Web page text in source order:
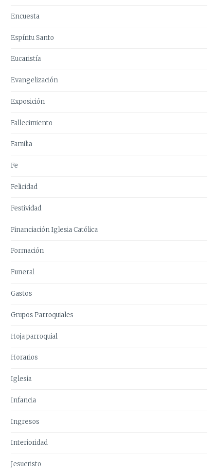
Encuesta
Espíritu Santo
Eucaristía
Evangelización
Exposición
Fallecimiento
Familia
Fe
Felicidad
Festividad
Financiación Iglesia Católica
Formación
Funeral
Gastos
Grupos Parroquiales
Hoja parroquial
Horarios
Iglesia
Infancia
Ingresos
Interioridad
Jesucristo